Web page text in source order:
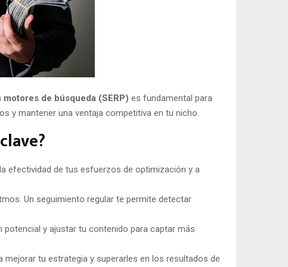
de búsqueda (SERP) es fundamental para
y mantener una ventaja competitiva en tu nicho.
efectividad de tus esfuerzos de optimización y a
Un seguimiento regular te permite detectar
y ajustar tu contenido para captar más
tu estrategia y superarles en los resultados de